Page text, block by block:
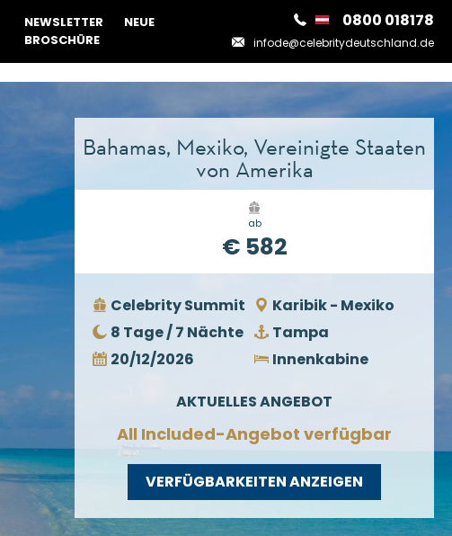
NEWSLETTER
NEUE
BROSCHÜRE
0800 018178
infode@celebritydeutschland.de
Bahamas, Mexiko, Vereinigte Staaten
von Amerika
ab
€ 582
Celebrity Summit
Karibik - Mexiko
8 Tage / 7 Nächte
Tampa
20/12/2026
Innenkabine
AKTUELLES ANGEBOT
All Included-Angebot verfügbar
VERFÜGBARKEITEN ANZEIGEN